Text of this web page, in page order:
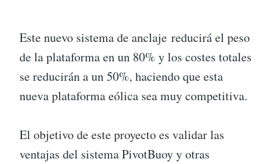
Este nuevo sistema de anclaje reducirá el peso
de la plataforma en un 80% y los costes totales
se reducirán a un 50%, haciendo que esta
nueva plataforma eólica sea muy competitiva.
El objetivo de este proyecto es validar las
ventajas del sistema PivotBuoy y otras